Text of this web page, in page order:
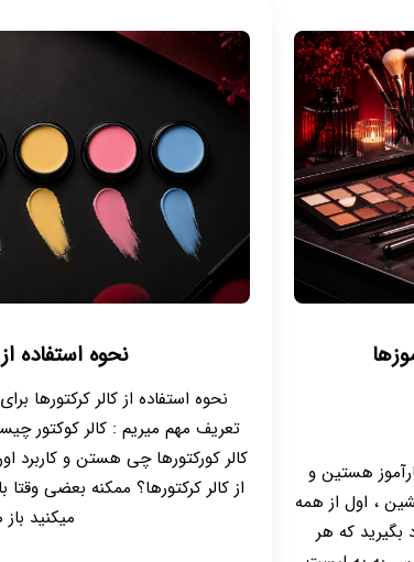
هستین و
، اول از همه
بگیرید که هر
نحوه استفاده
نحوه استفاده از کالر کرکتورها
تعریف مهم میریم : کالر کوکتور
کالر کورکتورها چی هستن و کاربرد
از کالر کرکتورها؟ ممکنه بعضی
میکنید